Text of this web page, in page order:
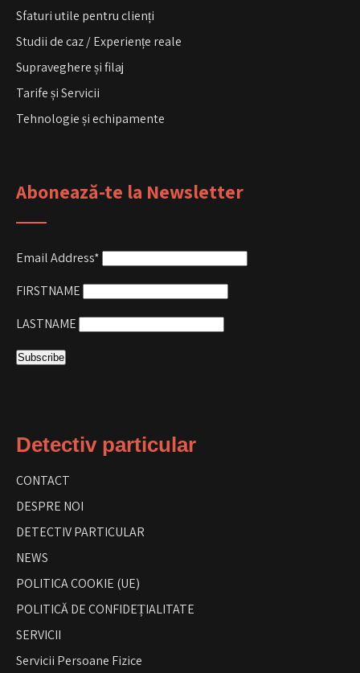
Sfaturi utile pentru clienți
Studii de caz / Experiențe reale
Supraveghere și filaj
Tarife și Servicii
Tehnologie și echipamente
Abonează-te la Newsletter
Email Address*
FIRSTNAME
LASTNAME
Detectiv particular
CONTACT
DESPRE NOI
DETECTIV PARTICULAR
NEWS
POLITICA COOKIE (UE)
POLITICĂ DE CONFIDEȚIALITATE
SERVICII
Servicii Persoane Fizice